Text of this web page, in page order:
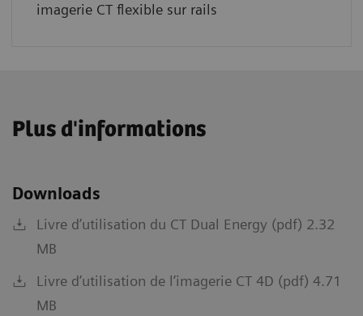
imagerie CT flexible sur rails
Plus d'informations
Downloads
Livre d’utilisation du CT Dual Energy (pdf) 2.32
MB
Livre d’utilisation de l’imagerie CT 4D (pdf) 4.71
MB